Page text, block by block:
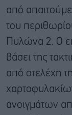
από
του
Πυλώνα 2. Ο
βάσει της
από στελέχη
ανοιγμάτων